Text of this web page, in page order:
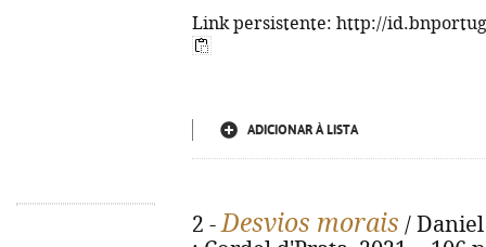
Link persistente: http://
ADICIONAR À LISTA
2 -Desvios morais /